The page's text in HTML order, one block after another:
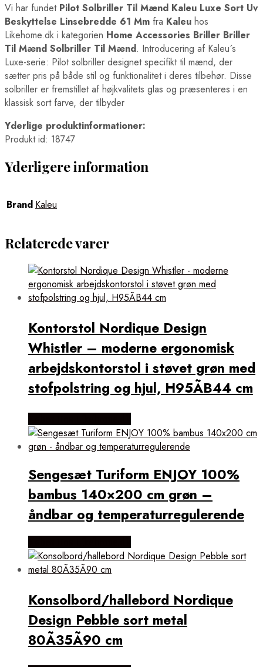
Vi har fundet Pilot Solbriller Til Mænd Kaleu Luxe Sort Uv
Beskyttelse Linsebredde 61 Mm fra Kaleu hos
Likehome.dk i kategorien Home Accessories Briller Briller
Til Mænd Solbriller Til Mænd. Introducering af Kaleu´s
Luxe-serie: Pilot solbriller designet specifikt til mænd, der
sætter pris på både stil og funktionalitet i deres tilbehør. Disse
solbriller er fremstillet af højkvalitets glas og præsenteres i en
klassisk sort farve, der tilbyder
Yderlige produktinformationer:
Produkt id: 18747
Yderligere information
Brand Kaleu
Relaterede varer
Kontorstol Nordique Design
Whistler – moderne ergonomisk
arbejdskontorstol i støvet grøn med
stofpolstring og hjul, H95ÃB44 cm
Sengesæt Turiform ENJOY 100%
bambus 140×200 cm grøn –
åndbar og temperaturregulerende
Konsolbord/hallebord Nordique
Design Pebble sort metal
80Ã35Ã90 cm